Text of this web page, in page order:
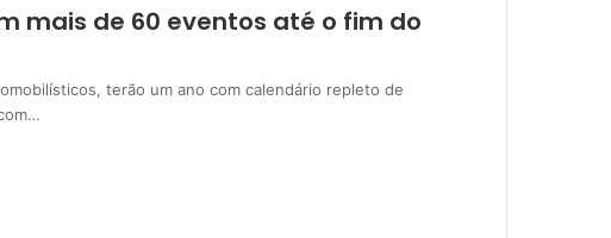
mais de 60 eventos até o fim do
terão um ano com calendário repleto de